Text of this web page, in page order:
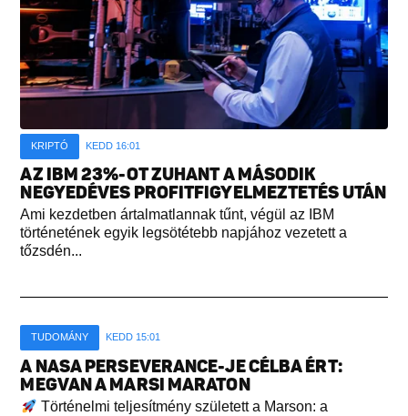
KRIPTÓ KEDD 16:01
AZ IBM 23%-OT ZUHANT A MÁSODIK
NEGYEDÉVES PROFITFIGYELMEZTETÉS UTÁN
Ami kezdetben ártalmatlannak tűnt, végül az IBM
történetének egyik legsötétebb napjához vezetett a
tőzsdén...
TUDOMÁNY KEDD 15:01
A NASA PERSEVERANCE-JE CÉLBA ÉRT:
MEGVAN A MARSI MARATON
Történelmi teljesítmény született a Marson: a